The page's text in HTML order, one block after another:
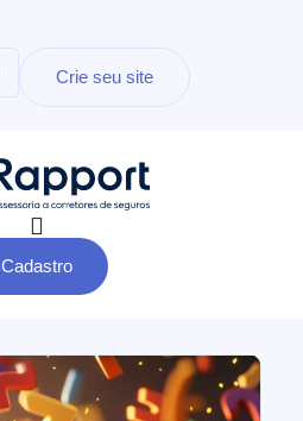
Crie seu site
Cadastro